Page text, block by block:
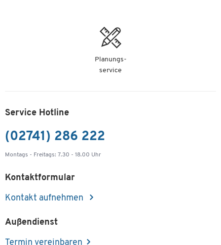
Planungs-
service
Service Hotline
(02741) 286 222
Montags - Freitags: 7.30 - 18.00 Uhr
Kontaktformular
Kontakt aufnehmen
Außendienst
Termin vereinbaren